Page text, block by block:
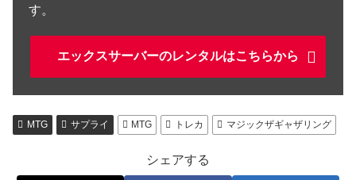
す。
エックスサーバーのレンタルはこちらから
MTG サプライ MTG トレカ マジックザギャザリング
シェアする